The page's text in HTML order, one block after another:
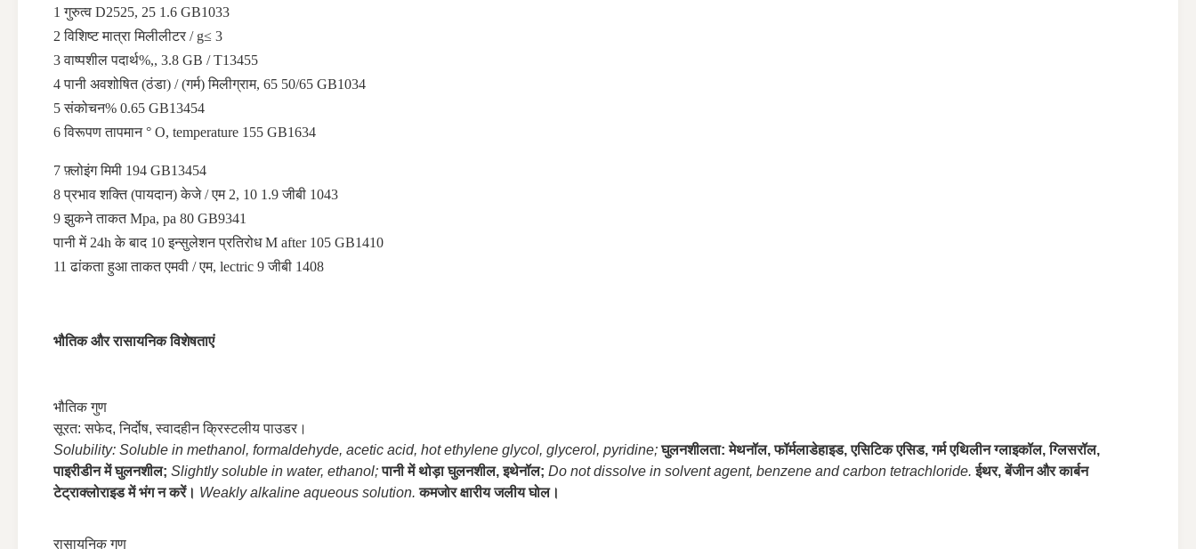
1 गुरुत्व D2525, 25 1.6 GB1033
2 विशिष्ट मात्रा मिलीलीटर / g≤ 3
3 वाष्पशील पदार्थ%,, 3.8 GB / T13455
4 पानी अवशोषित (ठंडा) / (गर्म) मिलीग्राम, 65 50/65 GB1034
5 संकोचन% 0.65 GB13454
6 विरूपण तापमान ° O, temperature 155 GB1634
7 फ़्लोइंग मिमी 194 GB13454
8 प्रभाव शक्ति (पायदान) केजे / एम 2, 10 1.9 जीबी 1043
9 झुकने ताकत Mpa, pa 80 GB9341
पानी में 24h के बाद 10 इन्सुलेशन प्रतिरोध M after 105 GB1410
11 ढांकता हुआ ताकत एमवी / एम, lectric 9 जीबी 1408
भौतिक और रासायनिक विशेषताएं
भौतिक गुण
सूरत: सफेद, निर्दोष, स्वादहीन क्रिस्टलीय पाउडर।
Solubility: Soluble in methanol, formaldehyde, acetic acid, hot ethylene glycol, glycerol, pyridine; घुलनशीलता: मेथनॉल, फॉर्मलाडेहाइड, एसिटिक एसिड, गर्म एथिलीन ग्लाइकॉल, ग्लिसरॉल,
पाइरीडीन में घुलनशील; Slightly soluble in water, ethanol; पानी में थोड़ा घुलनशील, इथेनॉल; Do not dissolve in solvent agent, benzene and carbon tetrachloride. ईथर, बेंजीन और कार्बन
टेट्राक्लोराइड में भंग न करें। Weakly alkaline aqueous solution. कमजोर क्षारीय जलीय घोल।
रासायनिक गुण